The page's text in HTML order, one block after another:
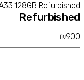
128GB Refurbished
Refurbished
₪900